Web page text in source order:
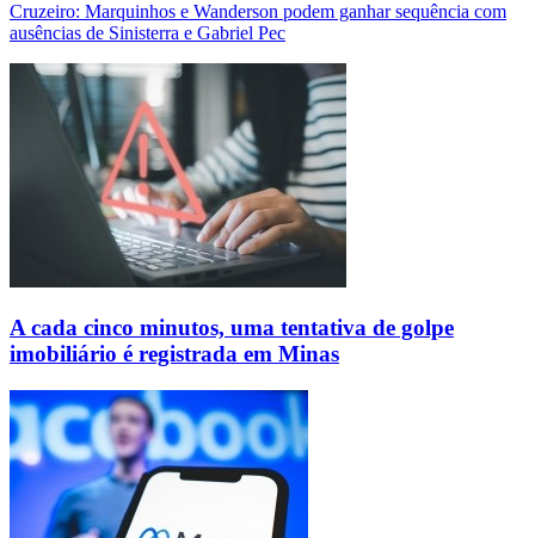
Cruzeiro: Marquinhos e Wanderson podem ganhar sequência com
ausências de Sinisterra e Gabriel Pec
A cada cinco minutos, uma tentativa de golpe
imobiliário é registrada em Minas